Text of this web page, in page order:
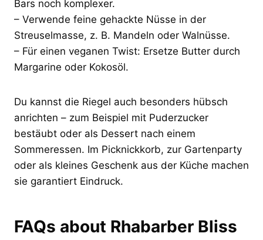
Bars noch komplexer.
– Verwende feine gehackte Nüsse in der
Streuselmasse, z. B. Mandeln oder Walnüsse.
– Für einen veganen Twist: Ersetze Butter durch
Margarine oder Kokosöl.
Du kannst die Riegel auch besonders hübsch
anrichten – zum Beispiel mit Puderzucker
bestäubt oder als Dessert nach einem
Sommeressen. Im Picknickkorb, zur Gartenparty
oder als kleines Geschenk aus der Küche machen
sie garantiert Eindruck.
FAQs about Rhabarber Bliss